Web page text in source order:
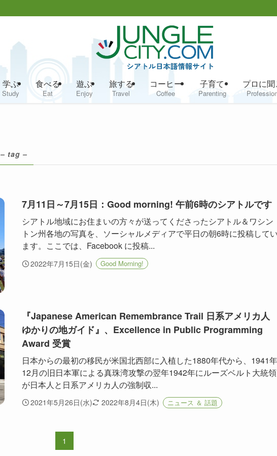
学ぶ
Study
食べる
Eat
遊ぶ
Enjoy
旅する
Travel
コーヒー
Coffee
子育て
Parenting
プロに
– tag –
7月11日～7月15日：Good morning! 午前6時のシアトルです
シアトル地域にお住まいの方々が送ってくださったシアトル＆ワシン
トン州各地の写真を、ソーシャルメディアで平日の朝6時に投稿してい
ます。ここでは、Facebook に投稿...
2022年7月15日(金) Good Morning!
『Japanese American Remembrance Trail 日系アメリカ人
ゆかりの地ガイド』、Excellence in Public Programming
Award 受賞
日本からの最初の移民が米国北西部に入植した1880年代から、1941年
12月の旧日本軍による真珠湾攻撃の翌年1942年にルーズベルト大統領
が日本人と日系アメリカ人の強制収...
2021年5月26日(水) 2022年8月4日(木) ニュース ＆ 話題
1